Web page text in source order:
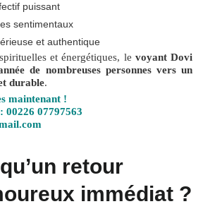
puissant
sentimentaux
et authentique
et énergétiques, le voyant Dovi
de nombreuses personnes vers un
durable.
maintenant !
00226 07797563
retour
immédiat ?